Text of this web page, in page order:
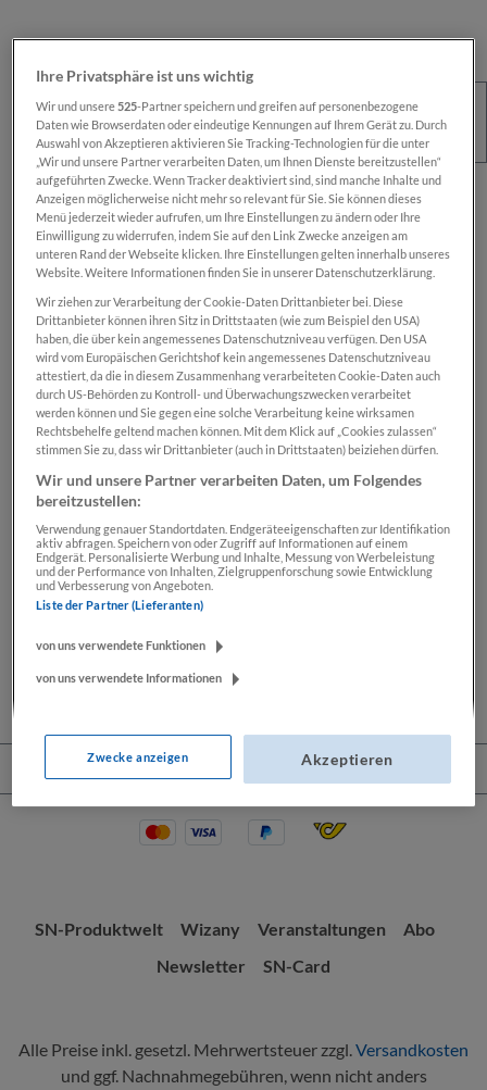
Regulärer Preis:
€ 100,00
Preise inkl. MwSt. zzgl. Versandkosten
Sofort verfügbar, Lieferzeit: 1-2 Wochen
Das Produkt is nur für registrierteSN-Card-
Inhaber:innen verfügbar.
Zum Merkzettel hinzufügen
Beschreibung
Lassen Sie sich Ihre Wochenendkarikatur von Thomas
Thomas Wizany exklusiv…Mehr
Service-Hotline
SN-Produktwelt Wizany Veranstaltungen
Abo
Newsletter
SN-Card
Alle Preise inkl. gesetzl. Mehrwertsteuer zzgl.Versandkosten
und ggf. Nachnahmegebühren, wenn nicht anders
Ihre Privatsphäre ist uns wichtig
Wir und unsere525-Partner speichern und greifen auf personenbezogene
Daten wie Browserdaten oder eindeutige Kennungen auf Ihrem Gerät zu. Durch
Auswahl von Akzeptieren aktivieren Sie Tracking-Technologien für die unter
„Wir und unsere Partner verarbeiten Daten, um Ihnen Dienste bereitzustellen“
aufgeführten Zwecke. Wenn Tracker deaktiviert sind, sind manche Inhalte und
Anzeigen möglicherweise nicht mehr so relevant für Sie. Sie können dieses
Menü jederzeit wieder aufrufen, um Ihre Einstellungen zu ändern oder Ihre
Einwilligung zu widerrufen, indem Sie auf den Link Zwecke anzeigen am
unteren Rand der Webseite klicken. Ihre Einstellungen gelten innerhalb unseres
Website. Weitere Informationen finden Sie in unserer Datenschutzerklärung.
Wir ziehen zur Verarbeitung der Cookie-Daten Drittanbieter bei. Diese
Drittanbieter können ihren Sitz in Drittstaaten (wie zum Beispiel den USA)
haben, die über kein angemessenes Datenschutzniveau verfügen. Den USA
wird vom Europäischen Gerichtshof kein angemessenes Datenschutzniveau
attestiert, da die in diesem Zusammenhang verarbeiteten Cookie-Daten auch
durch US-Behörden zu Kontroll- und Überwachungszwecken verarbeitet
werden können und Sie gegen eine solche Verarbeitung keine wirksamen
Rechtsbehelfe geltend machen können. Mit dem Klick auf „Cookies zulassen“
stimmen Sie zu, dass wir Drittanbieter (auch in Drittstaaten) beiziehen dürfen.
Wir und unsere Partner verarbeiten Daten, um Folgendes
bereitzustellen:
Verwendung genauer Standortdaten. Endgeräteeigenschaften zur Identifikation
aktiv abfragen. Speichern von oder Zugriff auf Informationen auf einem
Endgerät. Personalisierte Werbung und Inhalte, Messung von Werbeleistung
und der Performance von Inhalten, Zielgruppenforschung sowie Entwicklung
und Verbesserung von Angeboten.
Liste der Partner (Lieferanten)
von uns verwendete Funktionen
von uns verwendete Informationen
Zwecke anzeigen Akzeptieren